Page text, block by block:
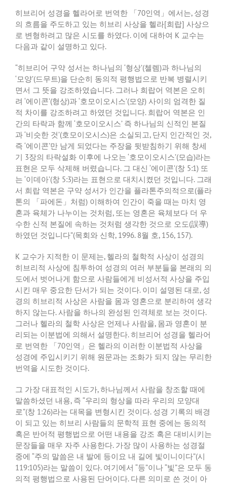
히브리어 성경을 헬라어로 번역한 「70인역」에서는, 성경
의 흐름을 주도하고 있는 히브리 사상을 헬라[희랍] 사상으
로 변형하려고 많은 시도를 하였다. 이에 대하여 K 교수는
다음과 같이 설명하고 있다.
“히브리어 구약 성서는 하나님의 ‘형상’(첼렘)과 하나님의
‘모양’(드무트)을 단순히 동의적 평행법으로 반복 병렬시키
면서 그 뜻을 강조하였습니다. 그러나 희랍어 역본은 오히
려 ‘에이콘’(형상)과‘호모이오시스’(모양) 사이의 엄격한 질
적 차이를 강조하려고 하였던 것입니다. 희랍어 역본은 인
간의 타락과 함께 ‘호모이오시스’ 즉 하나님의 신적인 본질
과‘비슷한 것’(호모이오시스)은 소실되고, 단지 인간적인 것,
즉 ‘에이콘’만 남게 되었다는 주장을 뒷받침하기 위해 창세
기 3장의 타락설화 이후에 나오는 ‘호모이오시스’(모습)라는
표현은 모두 삭제해 버렸습니다. 그 대신 ‘에이콘’(창 5:1) 또
는 ‘이데아’(창 5:3)라는 표현으로 대치시켰던 것입니다. 그래
서 희랍 역본은 구약 성서가 인간을 플라톤주의적으로(플라
톤의 「파에돈」처럼) 이해하여 인간이 죽을 때는 마치 영
혼과 육체가 나누이는 것처럼, 또는 영혼은 육체보다 더 우
수한 신적 본질에 속하는 것처럼 생각한 것으로 오도(誤導)
하였던 것입니다”(목회와 신학, 1996. 8월 호, 156, 157).
K 교수가 지적한 이 문제는, 헬라의 철학적 사상이 성경의
히브리적 사상에 침투하여 성경의 여러 부분들을 본래의 의
도에서 벗어나게 함으로 사람들에게 비성서적 사상을 주입
시킨 매우 중요한 단서가 되는 것이다. 이미 설명된 대로, 성
경의 히브리적 사상은 사람을 몸과 영혼으로 분리하여 생각
하지 않는다.사람을 하나의 완성된 인격체로 보는 것이다.
그러나 헬라의 철학 사상은 언제나 사람을, 몸과 영혼이 분
리되는 이분법에 의해서 설명한다.히브리어 성경을 헬라어
로 번역한 「70인역」은 헬라의 이러한 이분법적 사상을
성경에 주입시키기 위해 원문과는 조화가 되지 않는 무리한
번역을 시도한 것이다.
그 가장 대표적인 시도가,하나님께서 사람을 창조할 때에
말씀하셨던 내용, 즉 “우리의 형상을 따라 우리의 모양대
로”(창 1:26)라는 대목을 변형시킨 것이다. 성경 기록의 배경
이 되고 있는 히브리 사람들의 문학적 표현 중에는 동의적
혹은 반어적 평행법으로 어떤 내용을 강조 혹은 대비시키는
문장들을 매우 자주 사용한다. 가장 많이 사용하는 성경절
중에 “주의 말씀은 내 발에 등이요 내 길에 빛이니이다”(시
119:105)라는 말씀이 있다. 여기에서 “등”이나“빛”은 모두 동
의적 평행법으로 사용된 단어이다. 다른 의미로 쓴 것이 아